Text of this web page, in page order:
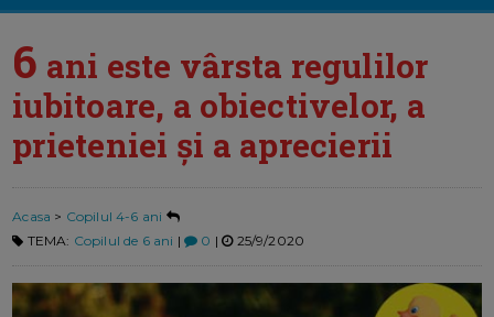
6 ani este vârsta regulilor
iubitoare, a obiectivelor, a
prieteniei și a aprecierii
Acasa > Copilul 4-6 ani
TEMA: Copilul de 6 ani | 0 | 25/9/2020